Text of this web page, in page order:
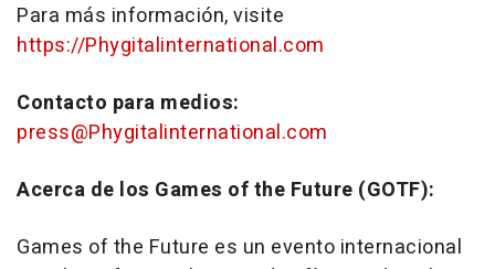
Para más información, visite
https://Phygitalinternational.com
Contacto para medios:
press@Phygitalinternational.com
Acerca de los Games of the Future (GOTF):
Games of the Future es un evento internacional